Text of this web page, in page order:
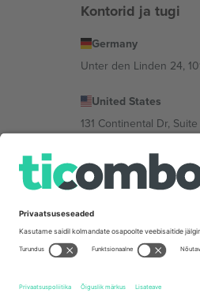
Kontorid ja tugi
Germany
Unter den Linden 24,
United States
131 Continental Dr,
Bulgaria
Regus Sofia City West,
Mexico
Av Chapultepec 360,
Tingimused.© 2026